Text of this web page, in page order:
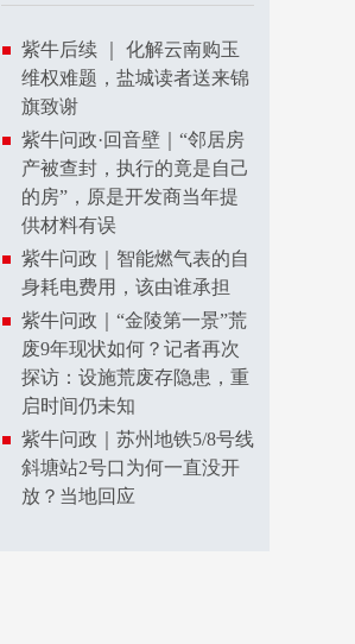
紫牛后续 ｜ 化解云南购玉
维权难题，盐城读者送来锦
旗致谢
紫牛问政·回音壁｜“邻居房
产被查封，执行的竟是自己
的房”，原是开发商当年提
供材料有误
紫牛问政｜智能燃气表的自
身耗电费用，该由谁承担
紫牛问政｜“金陵第一景”荒
废9年现状如何？记者再次
探访：设施荒废存隐患，重
启时间仍未知
紫牛问政｜苏州地铁5/8号线
斜塘站2号口为何一直没开
放？当地回应